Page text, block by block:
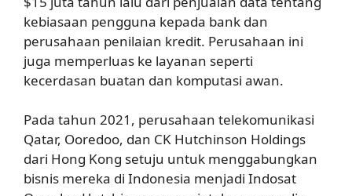
kebiasaan pengguna kepada bank dan
perusahaan penilaian kredit. Perusahaan ini
juga memperluas ke layanan seperti
kecerdasan buatan dan komputasi awan.
Pada tahun 2021, perusahaan telekomunikasi
Qatar, Ooredoo, dan CK Hutchinson Holdings
dari Hong Kong setuju untuk menggabungkan
bisnis mereka di Indonesia menjadi Indosat